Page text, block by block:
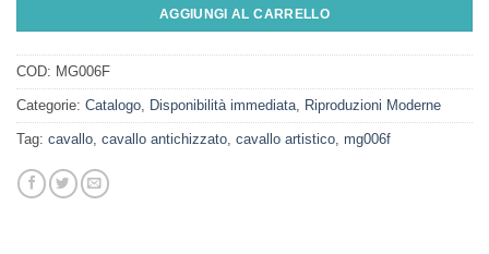
AGGIUNGI AL CARRELLO
COD: MG006F
Categorie: Catalogo Disponibilità immediata Riproduzioni Moderne
Tag: cavallo cavallo antichizzato cavallo artistico mg006f